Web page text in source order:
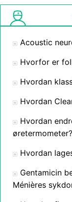
Acoustic
Hvorfor er
Hvordan
Hvordan
Hvordan
øretermometer?
Hvordan
Gentamicin
Ménières